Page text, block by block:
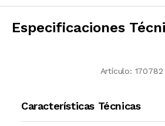
Especificaciones
Artículo: 170782
Características Técnicas